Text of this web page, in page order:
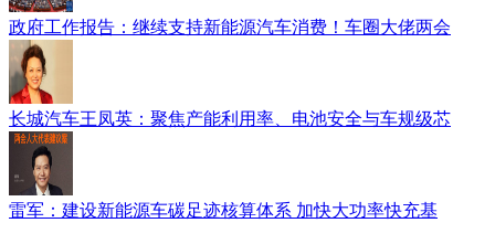
政府工作报告：继续支持新能源汽车消费！车圈大佬两会
长城汽车王凤英：聚焦产能利用率、电池安全与车规级芯
雷军：建设新能源车碳足迹核算体系 加快大功率快充基